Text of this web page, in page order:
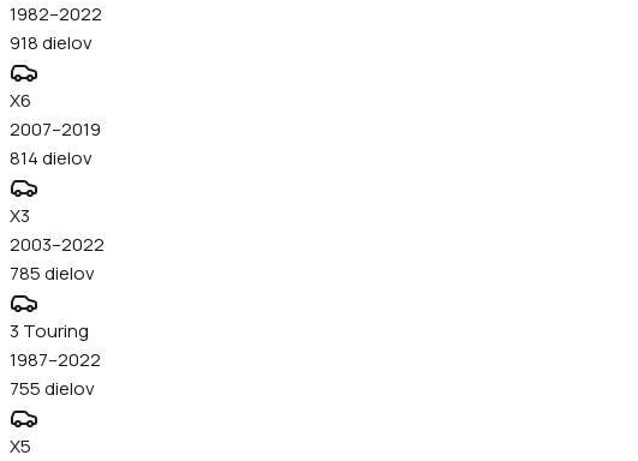
1982–2022
918dielov
X6
2007–2019
814dielov
X3
2003–2022
785dielov
3 Touring
1987–2022
755dielov
X5